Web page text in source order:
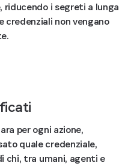
riducendo i segreti a lunga
credenziali non vengano
per ogni azione,
quale credenziale,
chi, tra umani, agenti e